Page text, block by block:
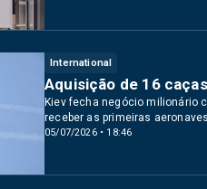
International
05/07/2026 • 18:46
Aquisição de 16
Kiev fecha negócio milionário
receber as primeiras